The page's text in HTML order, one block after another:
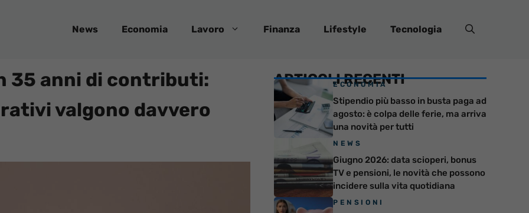
News Economia Lavoro Finanza Lifestyle Tecnologia
35 anni di contributi:
valgono davvero
ARTICOLI RECENTI
ECONOMIA
Stipendio più basso in busta paga ad
agosto: è colpa delle ferie, ma arriva
una novità per tutti
NEWS
Giugno 2026: data scioperi, bonus
TV e pensioni, le novità che possono
incidere sulla vita quotidiana
PENSIONI